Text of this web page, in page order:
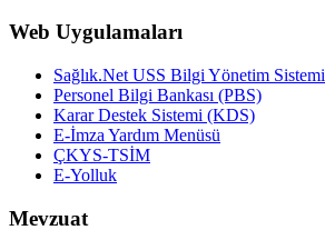
Web Uygulamaları
Sağlık.Net USS Bilgi Yönetim Sistemi
Personel Bilgi Bankası (PBS)
Karar Destek Sistemi (KDS)
E-İmza Yardım Menüsü
ÇKYS-TSİM
E-Yolluk
Mevzuat